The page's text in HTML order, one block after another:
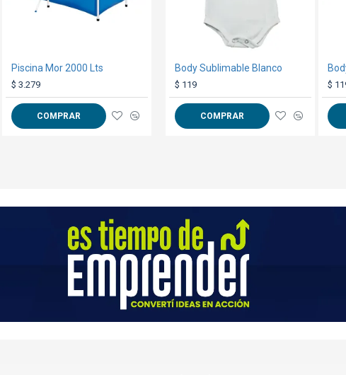
Piscina Mor 2000 Lts
$ 3.279
COMPRAR
$ 69
COMPRAR
$ 449
Body Sublimable Blanco
$ 119
COMPRAR
$